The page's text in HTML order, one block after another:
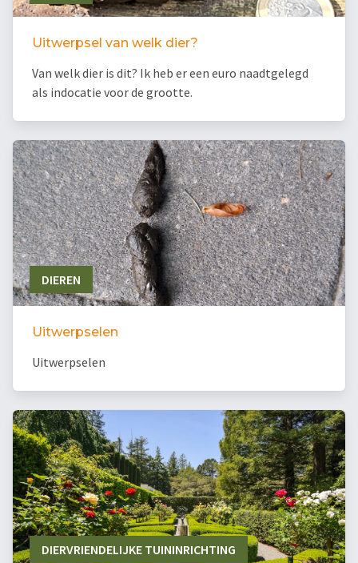
Uitwerpsel van welk dier?
Van welk dier is dit? Ik heb er een euro naadtgelegd
als indocatie voor de grootte.
DIEREN
Uitwerpselen
Uitwerpselen
DIERVRIENDELIJKE TUININRICHTING